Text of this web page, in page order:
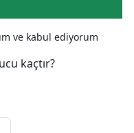
ve kabul ediyorum
kaçtır?